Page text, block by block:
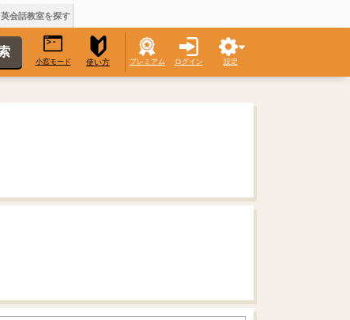
英会話教室を探す
小窓モード 使い方 プレミアム ログイン 設定